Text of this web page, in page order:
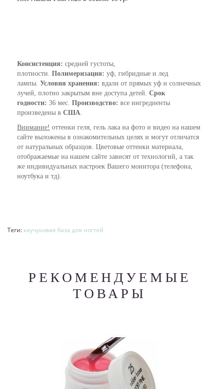
Консистенция: средней густоты,
плотности. Полимеризация: уф, гибридные и лед
лампы. Условия хранения: вдали от прямых уф и солнечных
лучей, плотно закрытым вне доступа детей. Срок
годности: 36 мес. Производство: все ингредиенты
произведены в США
Внимание! оттенки геля, гель лака на фото и видео на нашем
сайте выложены в ознакомительных целях и могут отличатся
от натуральных образцов. Цветовые оттенки материала,
отображаемые на нашем сайте зависят от технологий, а так
же индивидуальных настроек Вашего монитора (телефона,
ноутбука и тд).
Теги: каучуковая база для ногтей
РЕКОМЕНДУЕМЫЕ
ТОВАРЫ